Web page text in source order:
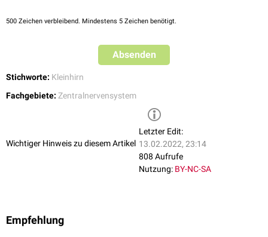
500 Zeichen verbleibend. Mindestens 5 Zeichen benötigt.
Absenden
Stichworte: Kleinhirn
Fachgebiete: Zentralnervensystem
Wichtiger Hinweis zu diesem Artikel
Letzter Edit:
13.02.2022, 23:14
808 Aufrufe
Nutzung: BY-NC-SA
Empfehlung